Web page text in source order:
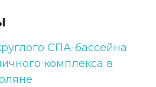
СПА-бассейна
комплекса в